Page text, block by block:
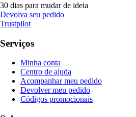
30 dias para mudar de ideia
Devolva seu pedido
Trustpilot
Serviços
Minha conta
Centro de ajuda
Acompanhar meu pedido
Devolver meu pedido
Códigos promocionais